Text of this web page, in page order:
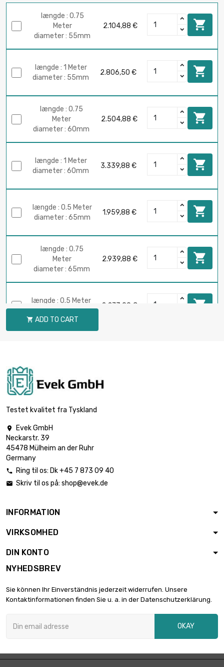
længde : 0.75
Meter
diameter : 55mm
2.104,88 € 
længde : 1 Meter
diameter : 55mm
2.806,50 € 
længde : 0.75
Meter
diameter : 60mm
2.504,88 € 
længde : 1 Meter
diameter : 60mm
3.339,88 € 
længde : 0.5 Meter
diameter : 65mm
1.959,88 € 
længde : 0.75
Meter
diameter : 65mm
2.939,88 € 
længde : 0.5 Meter
diameter : 70mm
2.273,00 € 
længde : 0.5 Meter
længde : 0.75
Meter
diameter : 71mm
længde : 0.4 Meter
længde : 0.5 Meter
diameter : 80mm
2.375,00 €
længde : 0.5 Meter

 ADD TO CART
Testet kvalitet fra Tyskland

Evek GmbH
Neckarstr. 39
45478 Mülheim an der Ruhr
Germany
 Ring til os: Dk +45 7 873 09 40
 Skriv til os på: shop@evek.de
INFORMATION
VIRKSOMHED
DIN KONTO
NYHEDSBREV
Sie können Ihr Einverständnis jederzeit widerrufen. Unsere
Kontaktinformationen finden Sie u. a. in der Datenschutzerklärung.
OKAY